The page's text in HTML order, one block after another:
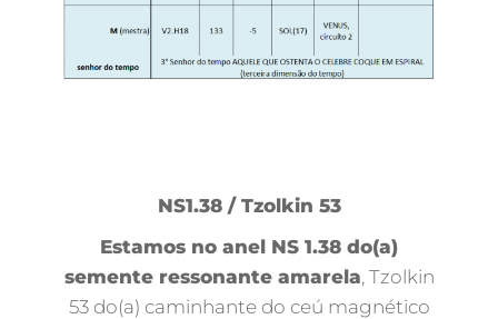
NS1.38 / Tzolkin 53
Estamos no anel NS 1.38 do(a)
semente ressonante amarela, Tzolkin
53 do(a) caminhante do ceú magnético